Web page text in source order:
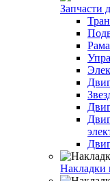
Запчасти
Накладки